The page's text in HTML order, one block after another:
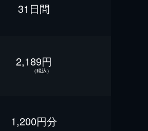
31日間
2,189円
（税込）
1,200円分